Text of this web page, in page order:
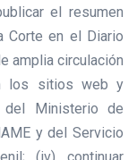
el resumen
Corte en el Diario
amplia circulación
los sitios web y
Ministerio de
y del Servicio